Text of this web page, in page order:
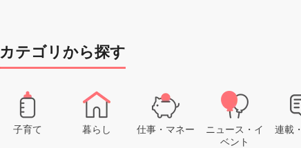
カテゴリから探す
子育て 暮らし 仕事・マネー
ニュース・イ
ベント
連載